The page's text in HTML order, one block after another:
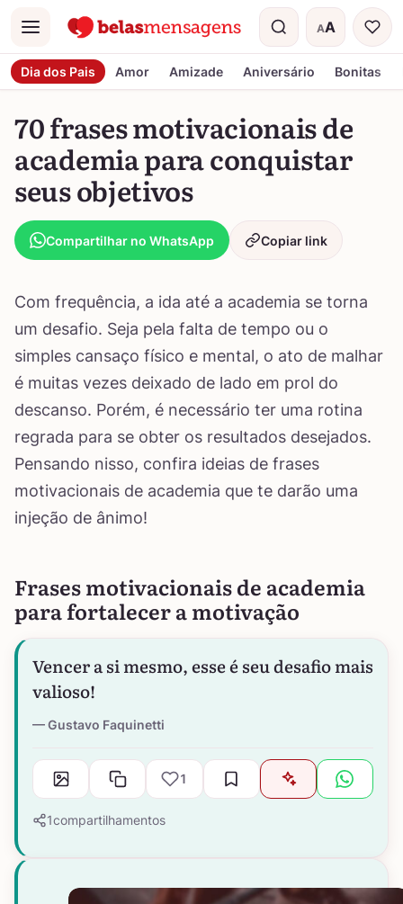
Menu AA
Tamanho do
Dia dos Pais Amor Amizade Aniversário Bonitas
70 frases motivacionais de
academia para conquistar
seus objetivos
Compartilhar no WhatsApp Copiar link
Com frequência, a ida até a academia se torna
um desafio. Seja pela falta de tempo ou o
simples cansaço físico e mental, o ato de malhar
é muitas vezes deixado de lado em prol do
descanso. Porém, é necessário ter uma rotina
regrada para se obter os resultados desejados.
Pensando nisso, confira ideias de frases
motivacionais de academia que te darão uma
injeção de ânimo!
Frases motivacionais de academia
para fortalecer a motivação
Vencer a si mesmo, esse é seu desafio mais
valioso!
Gustavo Faquinetti
1
1compartilhamentos